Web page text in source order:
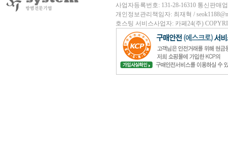
사업자등록번호: 131-28-16310 통신판매
개인정보관리책임자: 최재혁 /
호스팅 서비스사업자: 카페24(주)